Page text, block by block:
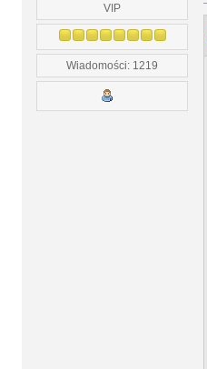
VIP
Wiadomości: 1219